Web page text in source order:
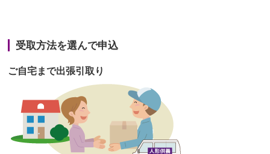
第39回人形供養祭令和2年10月22日(木)
第38回人形供養祭 令和2年8月26日(水)
第37回人形供養祭 令和2年6月8日(月)
受取方法を選んで申込
ご自宅まで出張引取り